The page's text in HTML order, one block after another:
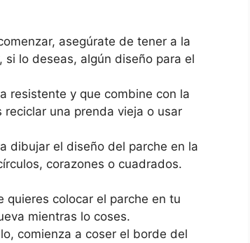
asegúrate de tener a la
⁢lo‍ deseas, algún diseño para el
resistente y⁣ que combine con⁤ la
‍una prenda vieja o usar
dibujar el ⁢diseño del parche en la
corazones ‍o cuadrados.
quieres colocar el parche en tu
mientras lo coses.
comienza a coser el borde ​del‌